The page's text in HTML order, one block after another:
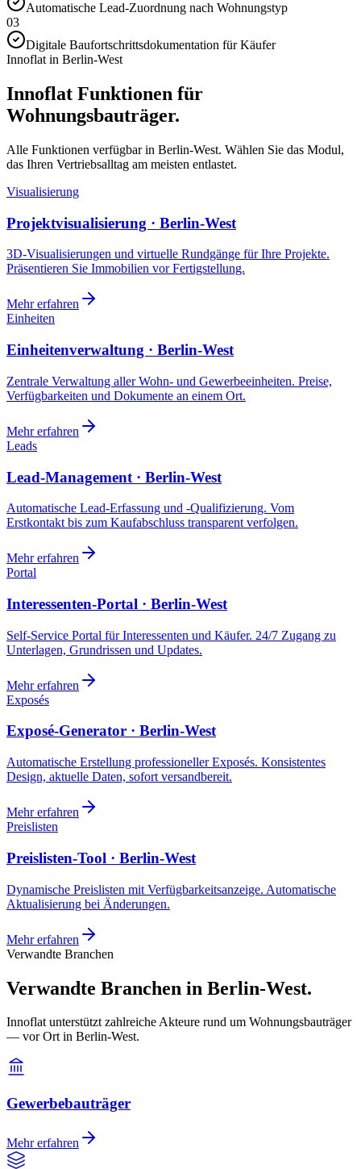
Automatische Lead-Zuordnung nach Wohnungstyp
03
Digitale Baufortschrittsdokumentation für Käufer
Innoflat in Berlin-West
Innoflat Funktionen für
Wohnungsbauträger.
Alle Funktionen verfügbar in Berlin-West. Wählen Sie das Modul,
das Ihren Vertriebsalltag am meisten entlastet.
Visualisierung
Projektvisualisierung · Berlin-West
3D-Visualisierungen und virtuelle Rundgänge für Ihre Projekte.
Präsentieren Sie Immobilien vor Fertigstellung.
Mehr erfahren
Einheiten
Einheitenverwaltung · Berlin-West
Zentrale Verwaltung aller Wohn- und Gewerbeeinheiten. Preise,
Verfügbarkeiten und Dokumente an einem Ort.
Mehr erfahren
Leads
Lead-Management · Berlin-West
Automatische Lead-Erfassung und -Qualifizierung. Vom
Erstkontakt bis zum Kaufabschluss transparent verfolgen.
Mehr erfahren
Portal
Interessenten-Portal · Berlin-West
Self-Service Portal für Interessenten und Käufer. 24/7 Zugang zu
Unterlagen, Grundrissen und Updates.
Mehr erfahren
Exposés
Exposé-Generator · Berlin-West
Automatische Erstellung professioneller Exposés. Konsistentes
Design, aktuelle Daten, sofort versandbereit.
Mehr erfahren
Preislisten
Preislisten-Tool · Berlin-West
Dynamische Preislisten mit Verfügbarkeitsanzeige. Automatische
Aktualisierung bei Änderungen.
Mehr erfahren
Verwandte Branchen
Verwandte Branchen in Berlin-West.
Innoflat unterstützt zahlreiche Akteure rund um Wohnungsbauträger
— vor Ort in Berlin-West.
Gewerbebauträger
Mehr erfahren